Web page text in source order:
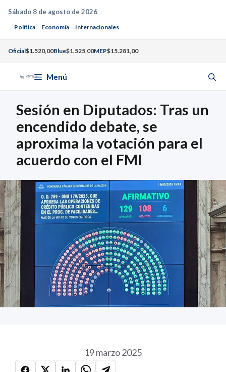
Saltar
contenido
Sábado 8 de agosto de 2026
Política Economía Internacionales
Oficial$1.520,00Blue$1.525,00MEP$15.281,00
Menú
Sesión en Diputados: Tras un
encendido debate, se
aproxima la votación para el
acuerdo con el FMI
19 marzo 2025